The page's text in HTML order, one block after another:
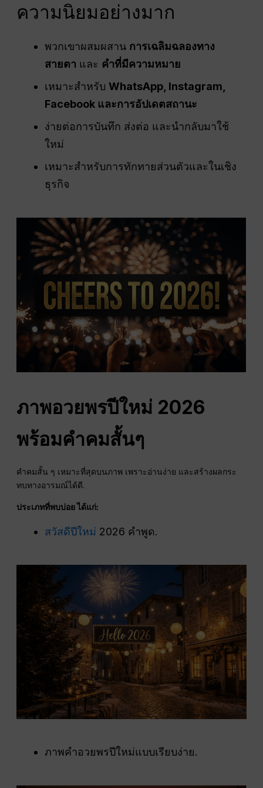
ความนิยมอย่างมาก
พวกเขาผสมผสาน การเฉลิมฉลองทาง
สายตา และ คำที่มีความหมาย
เหมาะสำหรับWhatsApp, Instagram,
Facebook และการอัปเดตสถานะ
ง่ายต่อการบันทึก ส่งต่อ และนำกลับมาใช้
ใหม่
เหมาะสำหรับการทักทายส่วนตัวและในเชิง
ธุรกิจ
ภาพอวยพรปีใหม่ 2026
พร้อมคำคมสั้นๆ
คำคมสั้น ๆ เหมาะที่สุดบนภาพ เพราะอ่านง่าย และสร้างผลกระ
ทบทางอารมณ์ได้ดี.
ประเภทที่พบบ่อย ได้แก่:
สวัสดีปีใหม่ 2026 คำพูด.
ภาพคำอวยพรปีใหม่แบบเรียบง่าย.